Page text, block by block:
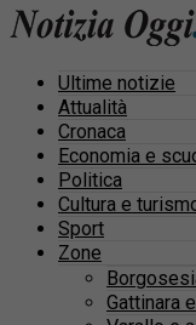
Ultime notizie
Attualità
Cronaca
Economia e
Politica
Cultura e
Sport
Zone
Gattinara